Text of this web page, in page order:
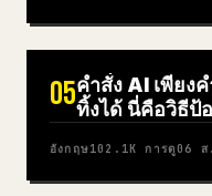
05คำสั่ง AI เพียง
ทิ้งได้ นี่คือวิธีป้
อังกฤษ102.1K การดู06